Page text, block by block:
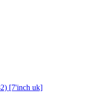
[7'inch uk]